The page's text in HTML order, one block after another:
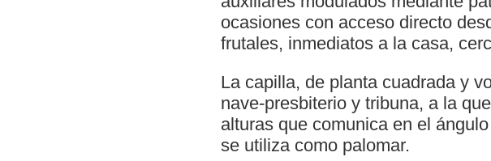
ocasiones con acceso directo
frutales, inmediatos a la casa,
La capilla, de planta cuadrada y
nave-presbiterio y tribuna, a la
alturas que comunica en el
se utiliza como palomar.